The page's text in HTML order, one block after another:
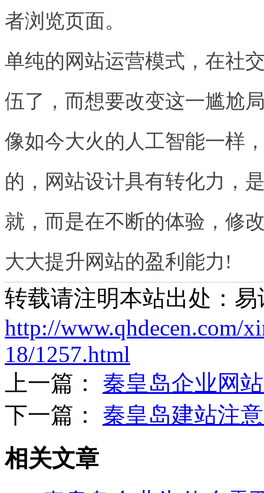
者浏览页面。
单纯的网站运营模式，在社
伍了，而想要改变这一尴尬
像如今大火的人工智能一样
的，网站设计具有转化力，
就，而是在不断的体验，修
大大提升网站的盈利能力!
转载请注明本站出处：易
http://www.qhdecen.com/
18/1257.html
上一篇： 秦皇岛企业网
下一篇： 秦皇岛建站注
相关文章